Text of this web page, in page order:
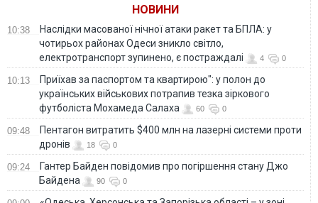
НОВИНИ
10:38
Наслідки масованої нічної атаки ракет та БПЛА: у
чотирьох районах Одеси зникло світло,
електротранспорт зупинено, є постраждалі
4 0
10:13
Приїхав за паспортом та квартирою": у полон до
українських військових потрапив тезка зіркового
футболіста Мохамеда Салаха
60 0
09:48
Пентагон витратить $400 млн на лазерні системи проти
дронів
18 0
09:24
Гантер Байден повідомив про погіршення стану Джо
Байдена
90 0